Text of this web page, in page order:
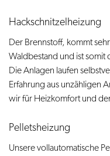
Hackschnitzelheizung
Der Brennstoff, kommt
Waldbestand und ist somit
Die Anlagen laufen
Erfahrung aus unzähligen
wir für Heizkomfort und
Pelletsheizung
Unsere vollautomatische